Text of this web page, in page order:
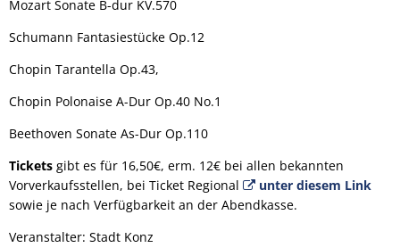
Mozart Sonate B-dur KV.570
Schumann Fantasiestücke Op.12
Chopin Tarantella Op.43,
Chopin Polonaise A-Dur Op.40 No.1
Beethoven Sonate As-Dur Op.110
Tickets gibt es für 16,50€, erm. 12€ bei allen bekannten
Vorverkaufsstellen, bei Ticket Regional
unter diesem Link
sowie je nach Verfügbarkeit an der Abendkasse.
Veranstalter: Stadt Konz